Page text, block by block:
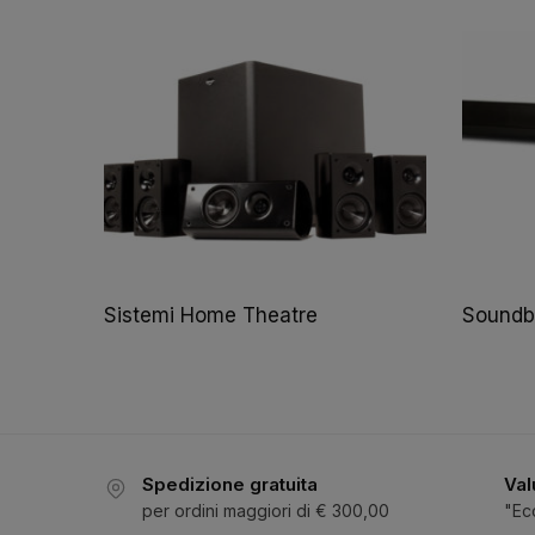
Sistemi Home Theatre
Spedizione gratuita
per ordini maggiori di € 300,00